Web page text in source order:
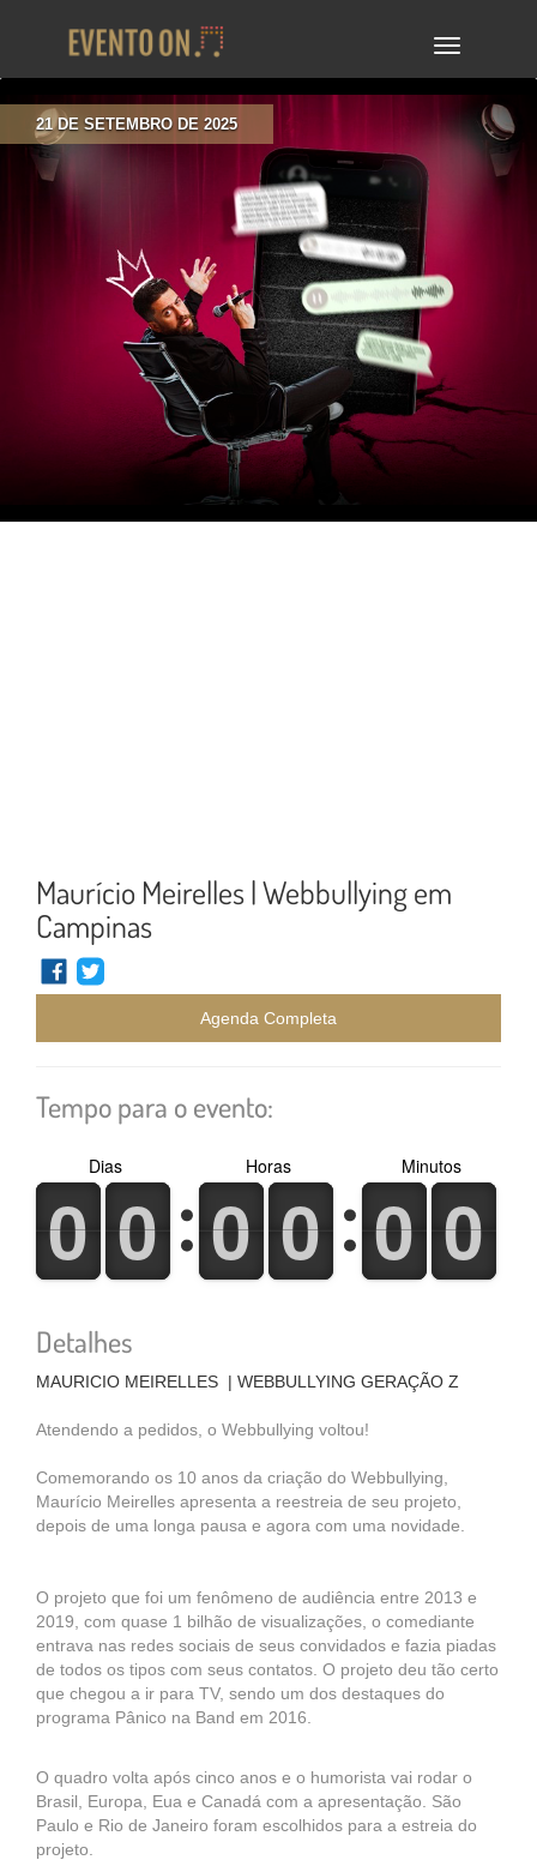
TOGGLE
21 DE SETEMBRO DE 2025
Maurício Meirelles | Webbullying em
Campinas
Agenda Completa
Tempo para o evento:
0
0
1
1 0
0
1
1
Dias
0
0
1
1 0
0
1
1
Horas
0
0
1
1 0
0
1
1
Minutos
Detalhes
MAURICIO MEIRELLES | WEBBULLYING GERAÇÃO Z
Atendendo a pedidos, o Webbullying voltou!
Comemorando os 10 anos da criação do Webbullying,
Maurício Meirelles apresenta a reestreia de seu projeto,
depois de uma longa pausa e agora com uma novidade.
O projeto que foi um fenômeno de audiência entre 2013 e
2019, com quase 1 bilhão de visualizações, o comediante
entrava nas redes sociais de seus convidados e fazia piadas
de todos os tipos com seus contatos. O projeto deu tão certo
que chegou a ir para TV, sendo um dos destaques do
programa Pânico na Band em 2016.
O quadro volta após cinco anos e o humorista vai rodar o
Brasil, Europa, Eua e Canadá com a apresentação. São
Paulo e Rio de Janeiro foram escolhidos para a estreia do
projeto.